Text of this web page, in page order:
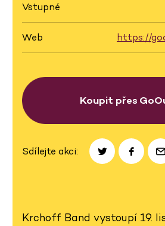
Vstupné
Web https://
Koupit přes
Sdílejte akci:
Krchoff Band vystoupí 19.